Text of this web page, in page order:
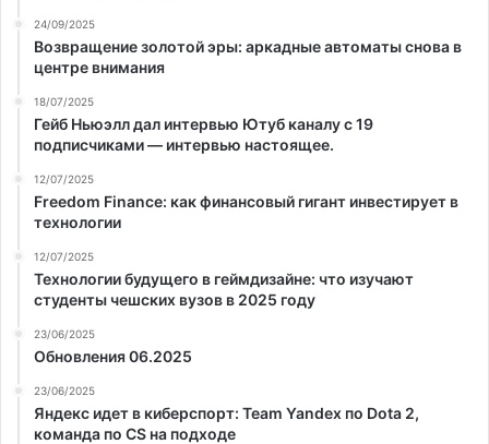
24/09/2025
Возвращение золотой эры: аркадные автоматы снова в
центре внимания
18/07/2025
Гейб Ньюэлл дал интервью Ютуб каналу с 19
подписчиками — интервью настоящее.
12/07/2025
Freedom Finance: как финансовый гигант инвестирует в
технологии
12/07/2025
Технологии будущего в геймдизайне: что изучают
студенты чешских вузов в 2025 году
23/06/2025
Обновления 06.2025
23/06/2025
Яндекс идет в киберспорт: Team Yandex по Dota 2,
команда по CS на подходе